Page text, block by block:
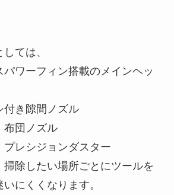
ては、
パワーフィン搭載のメインヘッ
付き隙間ノズル
布団ノズル
プレシジョンダスター
掃除したい場所ごとにツールを
にくくなります。